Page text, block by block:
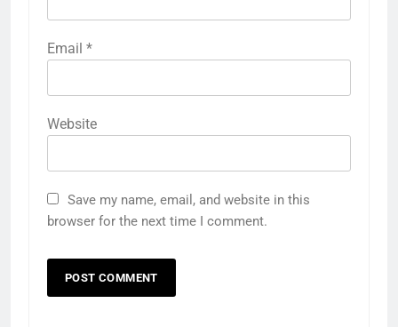
Email *
Website
Save my name, email, and website in this
browser for the next time I comment.